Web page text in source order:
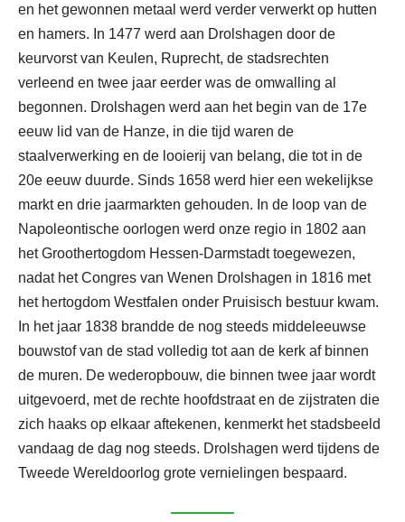
en het gewonnen metaal werd verder verwerkt op hutten
en hamers. In 1477 werd aan Drolshagen door de
keurvorst van Keulen, Ruprecht, de stadsrechten
verleend en twee jaar eerder was de omwalling al
begonnen. Drolshagen werd aan het begin van de 17e
eeuw lid van de Hanze, in die tijd waren de
staalverwerking en de looierij van belang, die tot in de
20e eeuw duurde. Sinds 1658 werd hier een wekelijkse
markt en drie jaarmarkten gehouden. In de loop van de
Napoleontische oorlogen werd onze regio in 1802 aan
het Groothertogdom Hessen-Darmstadt toegewezen,
nadat het Congres van Wenen Drolshagen in 1816 met
het hertogdom Westfalen onder Pruisisch bestuur kwam.
In het jaar 1838 brandde de nog steeds middeleeuwse
bouwstof van de stad volledig tot aan de kerk af binnen
de muren. De wederopbouw, die binnen twee jaar wordt
uitgevoerd, met de rechte hoofdstraat en de zijstraten die
zich haaks op elkaar aftekenen, kenmerkt het stadsbeeld
vandaag de dag nog steeds. Drolshagen werd tijdens de
Tweede Wereldoorlog grote vernielingen bespaard.